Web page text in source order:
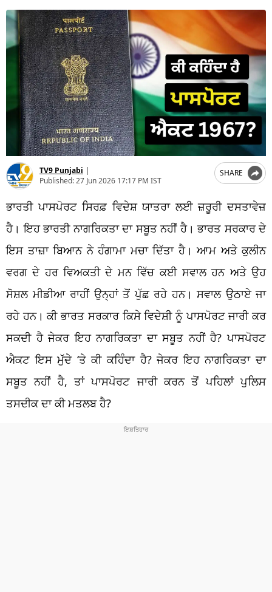
TV9 Punjabi |
Published:27 Jun 2026 17:17 PM IST
SHARE
ਭਾਰਤੀ ਪਾਸਪੋਰਟ ਸਿਰਫ਼ ਵਿਦੇਸ਼ ਯਾਤਰਾ ਲਈ ਜ਼ਰੂਰੀ ਦਸਤਾਵੇਜ਼
ਹੈ। ਇਹ ਭਾਰਤੀ ਨਾਗਰਿਕਤਾ ਦਾ ਸਬੂਤ ਨਹੀਂ ਹੈ। ਭਾਰਤ ਸਰਕਾਰ ਦੇ
ਇਸ ਤਾਜ਼ਾ ਬਿਆਨ ਨੇ ਹੰਗਾਮਾ ਮਚਾ ਦਿੱਤਾ ਹੈ। ਆਮ ਅਤੇ ਕੁਲੀਨ
ਵਰਗ ਦੇ ਹਰ ਵਿਅਕਤੀ ਦੇ ਮਨ ਵਿੱਚ ਕਈ ਸਵਾਲ ਹਨ ਅਤੇ ਉਹ
ਸੋਸ਼ਲ ਮੀਡੀਆ ਰਾਹੀਂ ਉਨ੍ਹਾਂ ਤੋਂ ਪੁੱਛ ਰਹੇ ਹਨ। ਸਵਾਲ ਉਠਾਏ ਜਾ
ਰਹੇ ਹਨ। ਕੀ ਭਾਰਤ ਸਰਕਾਰ ਕਿਸੇ ਵਿਦੇਸ਼ੀ ਨੂੰ ਪਾਸਪੋਰਟ ਜਾਰੀ ਕਰ
ਸਕਦੀ ਹੈ ਜੇਕਰ ਇਹ ਨਾਗਰਿਕਤਾ ਦਾ ਸਬੂਤ ਨਹੀਂ ਹੈ? ਪਾਸਪੋਰਟ
ਐਕਟ ਇਸ ਮੁੱਦੇ ‘ਤੇ ਕੀ ਕਹਿੰਦਾ ਹੈ? ਜੇਕਰ ਇਹ ਨਾਗਰਿਕਤਾ ਦਾ
ਸਬੂਤ ਨਹੀਂ ਹੈ, ਤਾਂ ਪਾਸਪੋਰਟ ਜਾਰੀ ਕਰਨ ਤੋਂ ਪਹਿਲਾਂ ਪੁਲਿਸ
ਤਸਦੀਕ ਦਾ ਕੀ ਮਤਲਬ ਹੈ?